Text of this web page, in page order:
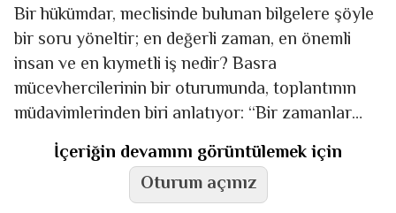
Bir hükümdar, meclisinde bulunan bilgelere şöyle
bir soru yöneltir; en değerli zaman, en önemli
insan ve en kıymetli iş nedir? Basra
mücevhercilerinin bir oturumunda, toplantının
müdavimlerinden biri anlatıyor: “Bir zamanlar
çölde yolumu kaybetmiştim. Yanımda yiyecek
İçeriğin devamını görüntülemek için
Oturum açınız